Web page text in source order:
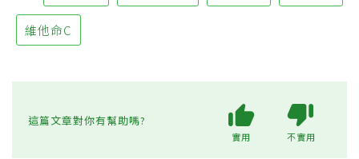
維他命C
這篇文章對你有幫助嗎?
實用 不實用